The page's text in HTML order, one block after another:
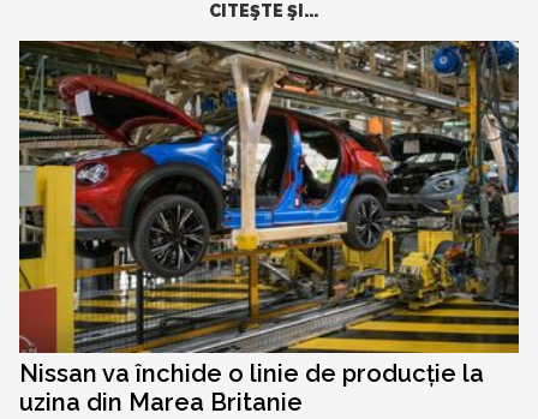
CITEŞTE ŞI...
Nissan va închide o linie de producție la
uzina din Marea Britanie